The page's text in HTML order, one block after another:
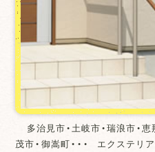
多治見市・土岐市・瑞浪市・恵
茂市・御嵩町・・・ エクステリ